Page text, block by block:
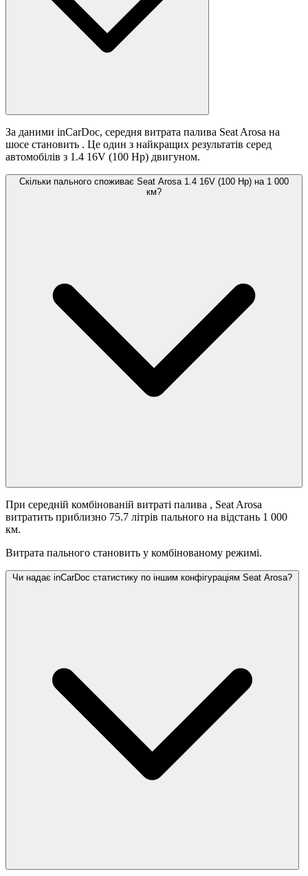
За даними inCarDoc, середня витрата палива Seat Arosa на
шосе становить . Це один з найкращих результатів серед
автомобілів з 1.4 16V (100 Hp) двигуном.
Скільки пального споживає Seat Arosa 1.4 16V (100 Hp) на 1 000
км?
При середній комбінованій витраті палива , Seat Arosa
витратить приблизно 75.7 літрів пального на відстань 1 000
км.
Витрата пального становить у комбінованому режимі.
Чи надає inCarDoc статистику по іншим конфігураціям Seat Arosa?